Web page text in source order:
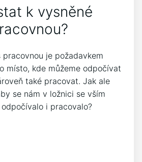
k vysněné
pracovnou je požadavkem
místo, kde můžeme odpočívat
také pracovat. Jak ale
se nám v ložnici se vším
i pracovalo?